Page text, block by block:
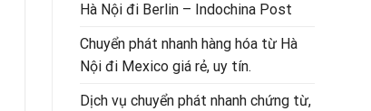
Hà Nội đi Berlin – Indochina Post
Chuyển phát nhanh hàng hóa từ Hà
Nội đi Mexico giá rẻ, uy tín.
Dịch vụ chuyển phát nhanh chứng từ,